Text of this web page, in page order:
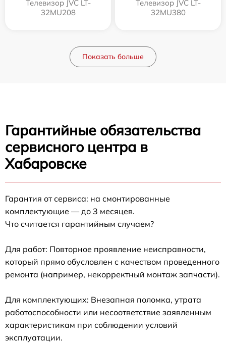
Телевизор JVC LT-
32MU208
Телевизор JVC LT-
32MU380
Показать больше
Гарантийные обязательства
сервисного центра в
Хабаровске
Гарантия от сервиса: на смонтированные
комплектующие — до 3 месяцев.
Что считается гарантийным случаем?
Для работ: Повторное проявление неисправности,
который прямо обусловлен с качеством проведенного
ремонта (например, некорректный монтаж запчасти).
Для комплектующих: Внезапная поломка, утрата
работоспособности или несоответствие заявленным
характеристикам при соблюдении условий
эксплуатации.